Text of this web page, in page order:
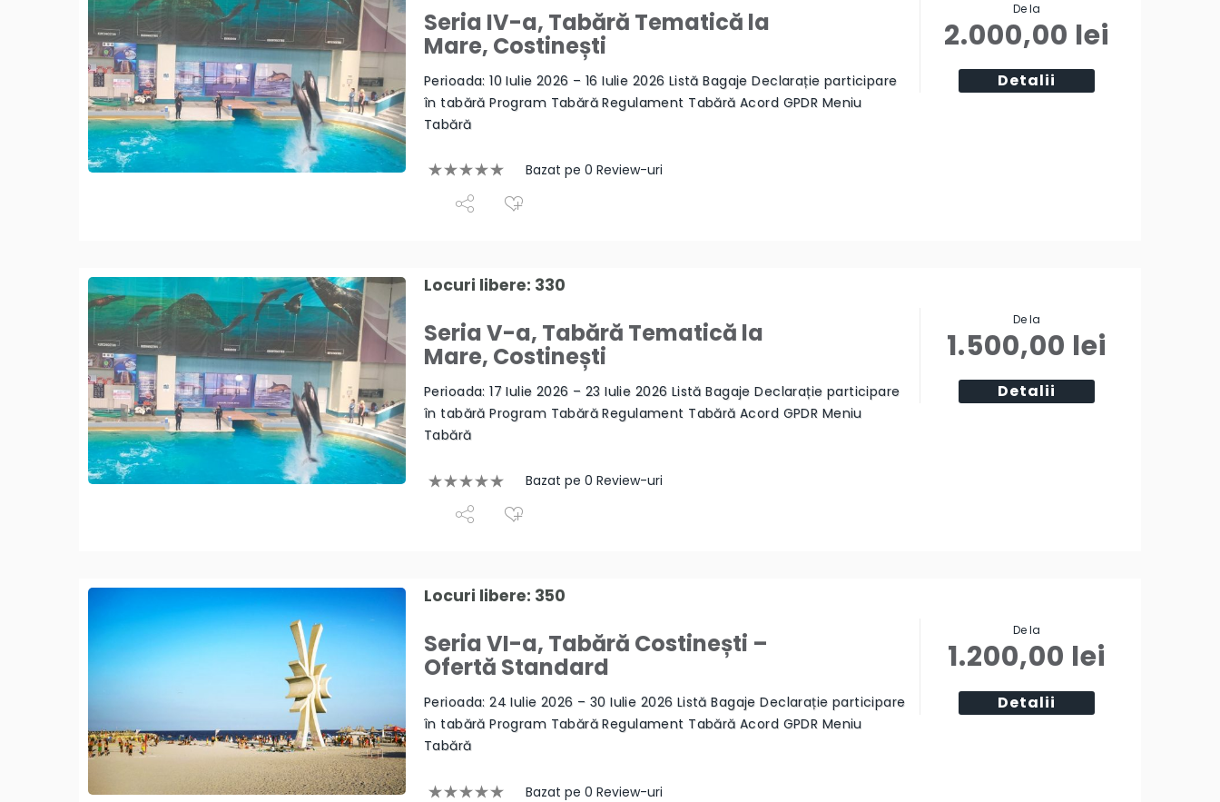
Seria IV-a, Tabără Tematică la
Mare, Costinești
Perioada: 10 Iulie 2026 – 16 Iulie 2026 Listă Bagaje Declarație participare
în tabără Program Tabără Regulament Tabără Acord GPDR Meniu
Tabără
Bazat pe 0 Review-uri
De la
2.000,00 lei
Detalii
Locuri libere: 330
Seria V-a, Tabără Tematică la
Mare, Costinești
Perioada: 17 Iulie 2026 – 23 Iulie 2026 Listă Bagaje Declarație participare
în tabără Program Tabără Regulament Tabără Acord GPDR Meniu
Tabără
Bazat pe 0 Review-uri
De la
1.500,00 lei
Detalii
Locuri libere: 350
Seria VI-a, Tabără Costinești –
Ofertă Standard
Perioada: 24 Iulie 2026 – 30 Iulie 2026 Listă Bagaje Declarație participare
în tabără Program Tabără Regulament Tabără Acord GPDR Meniu
Tabără
Bazat pe 0 Review-uri
De la
1.200,00 lei
Detalii